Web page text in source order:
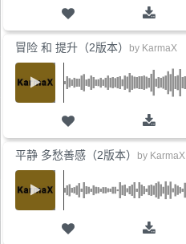
冒险 和 提升（2版本） by KarmaX
平静 多愁善感（2版本） by KarmaX